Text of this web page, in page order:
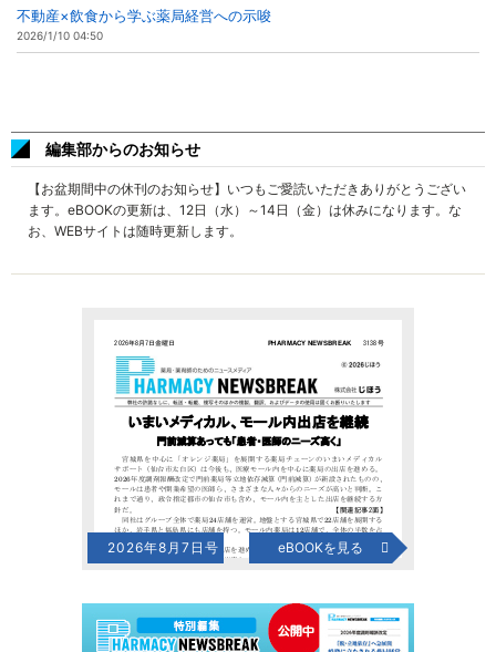
不動産×飲食から学ぶ薬局経営への示唆
2026/1/10 04:50
編集部からのお知らせ
【お盆期間中の休刊のお知らせ】いつもご愛読いただきありがとうござい
ます。eBOOKの更新は、12日（水）～14日（金）は休みになります。な
お、WEBサイトは随時更新します。
2026年8月7日号 eBOOKを見る